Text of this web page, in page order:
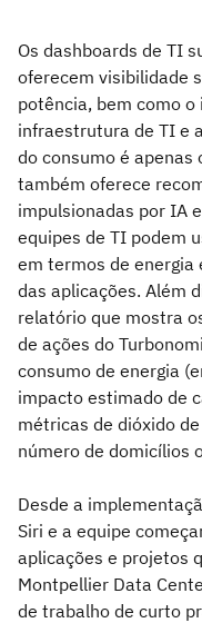
Os dashboards de TI
oferecem visibilidade
potência, bem como
infraestrutura de TI e
do consumo é apenas
também oferece
impulsionadas por IA
equipes de TI podem
em termos de energia
das aplicações. Além
relatório que mostra
de ações do
consumo de energia
impacto estimado de
métricas de dióxido
número de domicílios
Desde a
Siri e a equipe
aplicações e projetos
Montpellier Data
de trabalho de curto